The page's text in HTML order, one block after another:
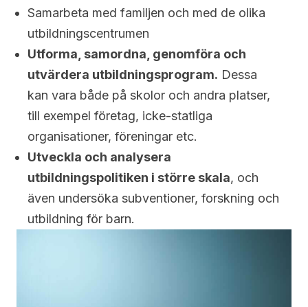
Samarbeta med familjen och med de olika
utbildningscentrumen
Utforma, samordna, genomföra och
utvärdera utbildningsprogram. Dessa
kan vara både på skolor och andra platser,
till exempel företag, icke-statliga
organisationer, föreningar etc.
Utveckla och analysera
utbildningspolitiken i större skala, och
även undersöka subventioner, forskning och
utbildning för barn.